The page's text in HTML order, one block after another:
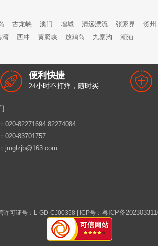
古龙峡 澳门 增城 清远漂流 张家界 贺州
湾 西冲 黄腾峡 放鸡岛 九寨沟 潮汕
便利快捷
24小时不打烊，随时买
‭020-82271694 82274084
020-83701757
jmglzjb@163.com
许可证号：L-GD-CJ00358 | ICP号： 粤ICP备